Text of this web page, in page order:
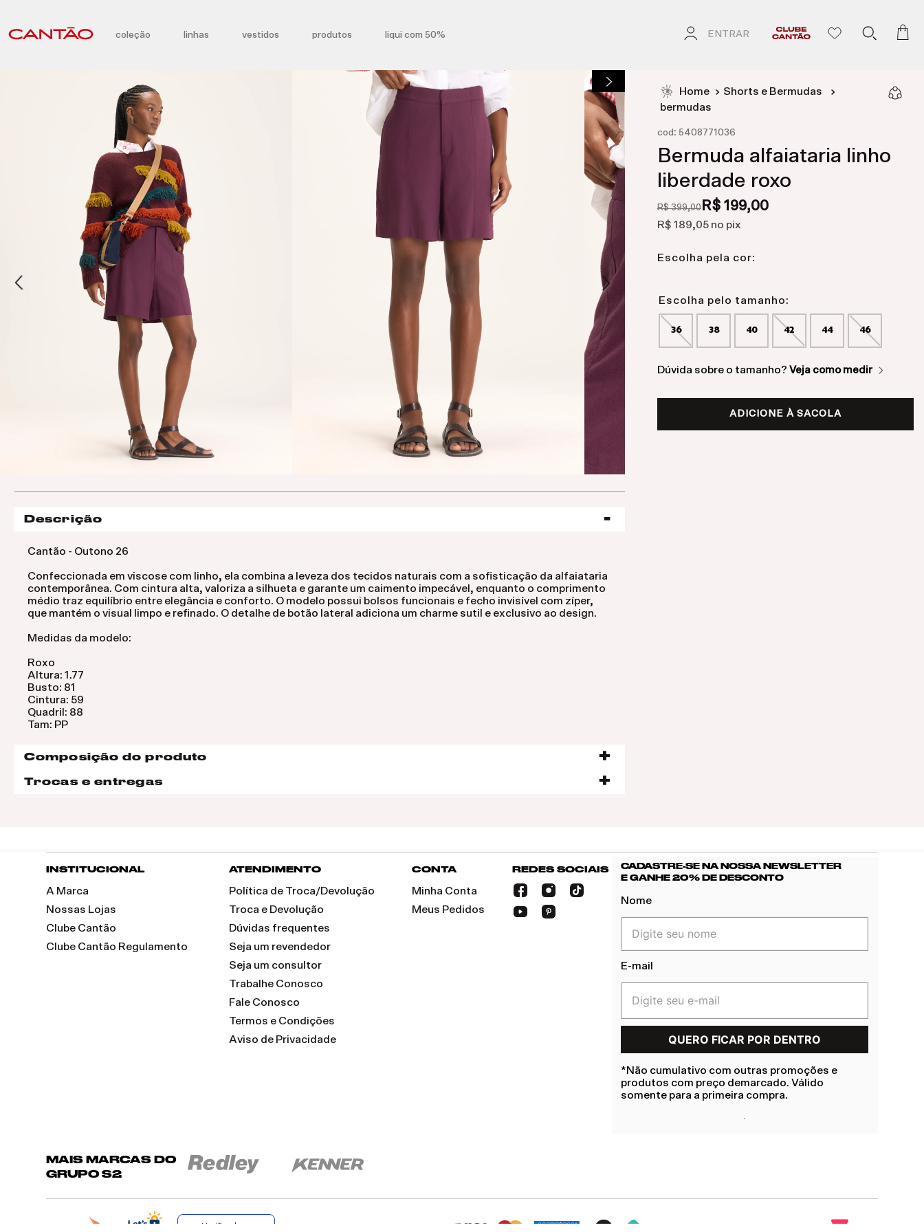
coleção linhas vestidos produtos liqui com 50% ENTRAR
Descrição
Cantão - Outono 26
Confeccionada em viscose com linho, ela combina a leveza dos tecidos naturais com a sofisticação da alfaiataria
contemporânea. Com cintura alta, valoriza a silhueta e garante um caimento impecável, enquanto o comprimento
médio traz equilíbrio entre elegância e conforto. O modelo possui bolsos funcionais e fecho invisível com zíper,
que mantém o visual limpo e refinado. O detalhe de botão lateral adiciona um charme sutil e exclusivo ao design.
Medidas da modelo:
Roxo
Altura: 1.77
Busto: 81
Cintura: 59
Quadril: 88
Tam: PP
Composição do produto
Trocas e entregas
Shorts e Bermudas
bermudas
cod : 5408771036
Bermuda alfaiataria linho
liberdade roxo
R$ 399,00R$ 199,00
R$ 189,05no pix
Escolha pela cor:
36 38 40 42 44 46
Dúvida sobre o tamanho? Veja como medir
ADICIONE À SACOLA
INSTITUCIONAL
A Marca
Nossas Lojas
Clube Cantão
Clube Cantão Regulamento
ATENDIMENTO
Política de Troca/Devolução
Troca e Devolução
Dúvidas frequentes
Seja um revendedor
Seja um consultor
Trabalhe Conosco
Fale Conosco
Termos e Condições
Aviso de Privacidade
CONTA
Minha Conta
Meus Pedidos
REDES SOCIAIS
CADASTRE-SE NA NOSSA NEWSLETTER
E GANHE 20% DE DESCONTO
Nome
E-mail
*Não cumulativo com outras promoções e
produtos com preço demarcado. Válido
somente para a primeira compra.
MAIS MARCAS DO
GRUPO S2
Verificada por